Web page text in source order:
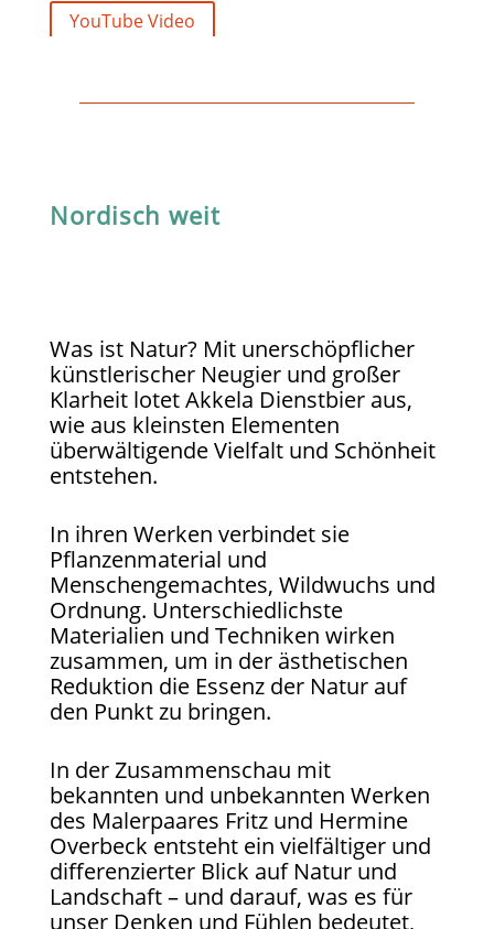
YouTube Video
Nordisch weit
Was ist Natur? Mit unerschöpflicher
künstlerischer Neugier und großer
Klarheit lotet Akkela Dienstbier aus,
wie aus kleinsten Elementen
überwältigende Vielfalt und Schönheit
entstehen.
In ihren Werken verbindet sie
Pflanzenmaterial und
Menschengemachtes, Wildwuchs und
Ordnung. Unterschiedlichste
Materialien und Techniken wirken
zusammen, um in der ästhetischen
Reduktion die Essenz der Natur auf
den Punkt zu bringen.
In der Zusammenschau mit
bekannten und unbekannten Werken
des Malerpaares Fritz und Hermine
Overbeck entsteht ein vielfältiger und
differenzierter Blick auf Natur und
Landschaft – und darauf, was es für
unser Denken und Fühlen bedeutet,